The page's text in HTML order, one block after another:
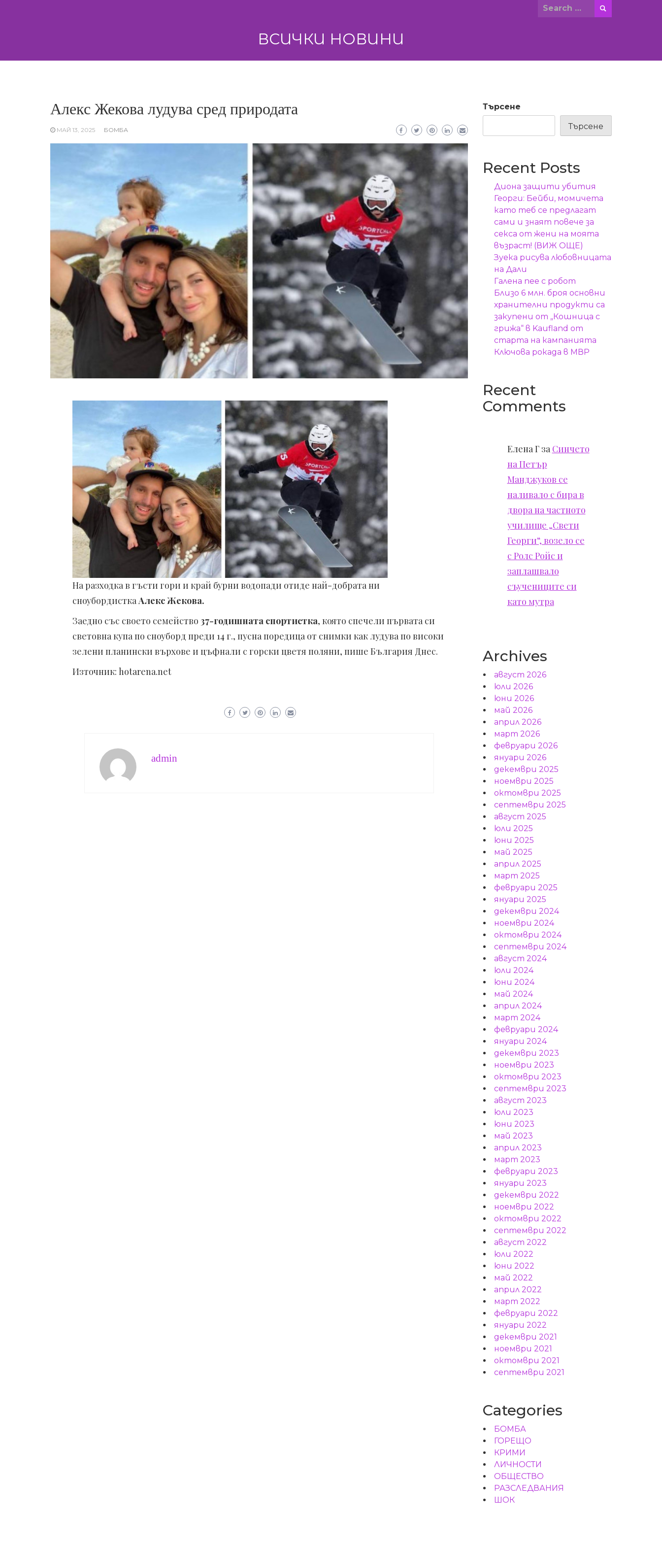
Search
ВСИЧКИ НОВИНИ
Алекс Жекова лудува сред природата
МАЙ 13, 2025 БОМБА
На разходка в гъсти гори и край бурни водопади отиде най-добрата ни
сноубордистка Алекс Жекова.
Заедно със своето семейство 37-годишната спортистка, която спечели първата си
световна купа по сноуборд преди 14 г., пусна поредица от снимки как лудува по високи
зелени планински върхове и цъфнали с горски цветя поляни, пише България Днес.
Източник: hotarena.net
admin
Търсене
Търсене
Recent Posts
Диона защити убития
Георги: Бейби, момичета
като теб се предлагат
сами и знаят повече за
секса от жени на моята
възраст! (ВИЖ ОЩЕ)
Зуека рисува любовницата
на Дали
Галена пее с робот
Близо 6 млн. броя основни
хранителни продукти са
закупени от „Кошница с
грижа“ в Kaufland от
старта на кампанията
Ключова рокада в МВР
Recent
Comments
Елена Гза Синчето
на Петър
Манджуков се
наливало с бира в
двора на частното
училище „Свети
Георги“, возело се
с Ролс Ройс и
заплашвало
съучениците си
като мутра
Archives
август 2026
юли 2026
юни 2026
май 2026
април 2026
март 2026
февруари 2026
януари 2026
декември 2025
ноември 2025
октомври 2025
септември 2025
август 2025
юли 2025
юни 2025
май 2025
април 2025
март 2025
февруари 2025
януари 2025
декември 2024
ноември 2024
октомври 2024
септември 2024
август 2024
юли 2024
юни 2024
май 2024
април 2024
март 2024
февруари 2024
януари 2024
декември 2023
ноември 2023
октомври 2023
септември 2023
август 2023
юли 2023
юни 2023
май 2023
април 2023
март 2023
февруари 2023
януари 2023
декември 2022
ноември 2022
октомври 2022
септември 2022
август 2022
юли 2022
юни 2022
май 2022
април 2022
март 2022
февруари 2022
януари 2022
декември 2021
ноември 2021
октомври 2021
септември 2021
Categories
БОМБА
ГОРЕЩО
КРИМИ
ЛИЧНОСТИ
ОБЩЕСТВО
РАЗСЛЕДВАНИЯ
ШОК